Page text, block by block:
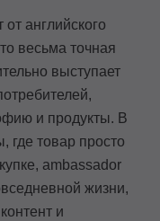
английского
весьма точная
выступает
и продукты. В
где товар просто
ambassador
жизни,
и